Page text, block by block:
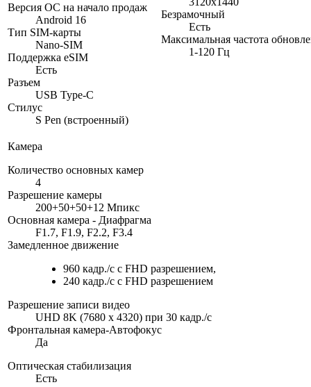
Версия ОС на начало продаж
Android 16
Тип SIM-карты
Nano-SIM
Поддержка eSIM
Есть
Разъем
USB Type-C
Стилус
S Pen (встроенный)
Безрамочный
Есть
Максимальная частота
1-120 Гц
Камера
Количество основных камер
4
Разрешение камеры
200+50+50+12 Мпикс
Основная камера - Диафрагма
F1.7, F1.9, F2.2, F3.4
Замедленное движение
960 кадр./с с FHD разрешением,
240 кадр./с с FHD разрешением
Разрешение записи видео
UHD 8K (7680 x 4320) при 30 кадр./c
Фронтальная камера-Автофокус
Да
Оптическая стабилизация
Есть